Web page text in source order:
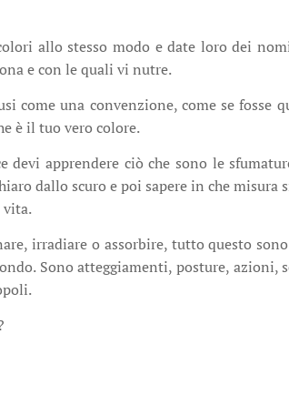
allo stesso modo e date loro dei
e con le quali vi nutre.
come una convenzione, come se fosse
è il tuo vero colore.
devi apprendere ciò che sono le
dallo scuro e poi sapere in che
vita.
irradiare o assorbire, tutto questo
Sono atteggiamenti, posture, azioni,